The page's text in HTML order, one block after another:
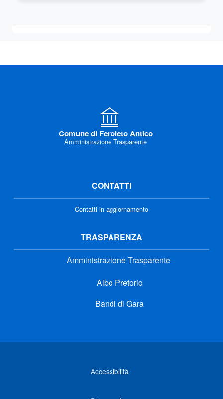
Comune di Feroleto Antico
Amministrazione Trasparente
CONTATTI
Contatti in aggiornamento
TRASPARENZA
Amministrazione Trasparente
Albo Pretorio
Bandi di Gara
Accessibilità